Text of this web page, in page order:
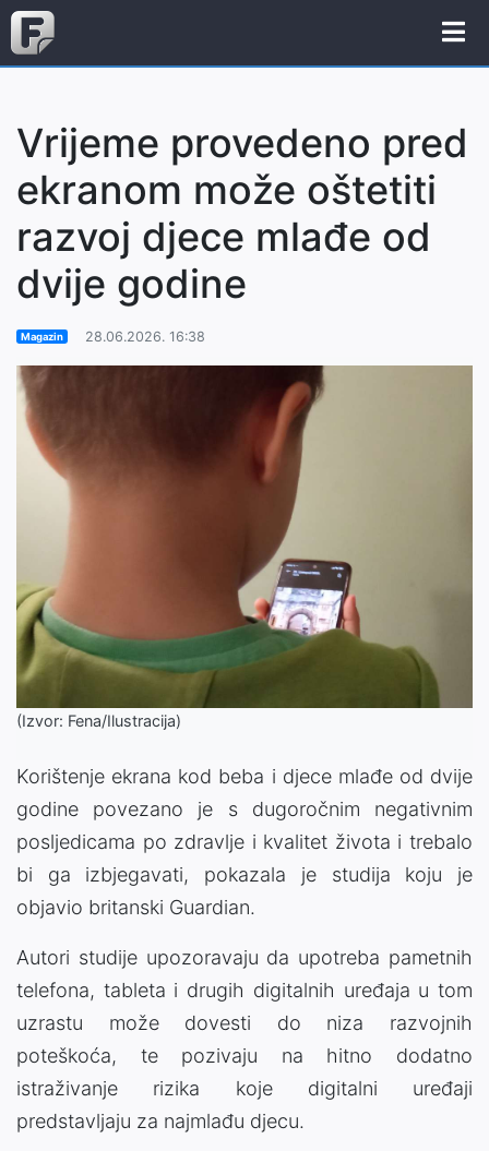
Vrijeme provedeno pred
ekranom može oštetiti
razvoj djece mlađe od
dvije godine
Magazin 28.06.2026. 16:38
(Izvor: Fena/Ilustracija)
Korištenje ekrana kod beba i djece mlađe od dvije
godine povezano je s dugoročnim negativnim
posljedicama po zdravlje i kvalitet života i trebalo
bi ga izbjegavati, pokazala je studija koju je
objavio britanski Guardian.
Autori studije upozoravaju da upotreba pametnih
telefona, tableta i drugih digitalnih uređaja u tom
uzrastu može dovesti do niza razvojnih
poteškoća, te pozivaju na hitno dodatno
istraživanje rizika koje digitalni uređaji
predstavljaju za najmlađu djecu.